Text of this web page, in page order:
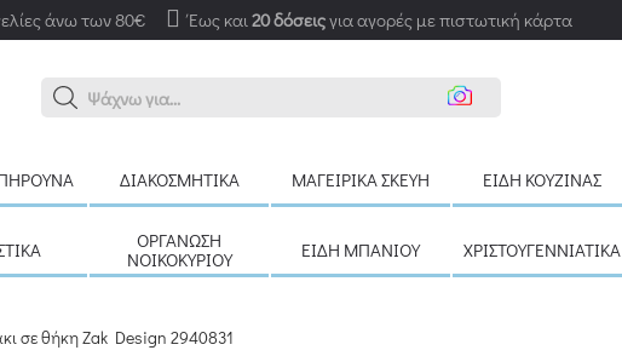
άνω των 80€ Έως και20 δόσειςγια αγορές με πιστωτική κάρτα
Ανα
ΔΙΑΚΟΣΜΗΤΙΚΆ ΜΑΓΕΙΡΙΚΆ ΣΚΕΎΗ ΕΊΔΗ ΚΟΥΖΊΝΑΣ
ΟΡΓΆΝΩΣΗ
ΝΟΙΚΟΚΥΡΙΟΎ
ΕΊΔΗ ΜΠΆΝΙΟΥ ΧΡΙΣΤΟΥΓΕΝΝΙΆΤΙΚΑ
σε θήκη Zak Design 2940831